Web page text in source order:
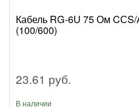
Кабель RG-6U 75 Ом
(100/600)
23.61 руб.
В наличии